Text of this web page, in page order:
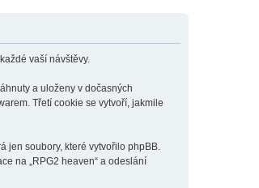
vaší návštěvy.
a uloženy v dočasných
Třetí cookie se vytvoří, jakmile
jen soubory, které vytvořilo phpBB.
na „RPG2 heaven“ a odeslání